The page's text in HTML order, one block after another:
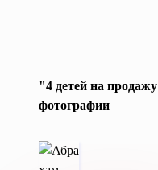
"4 детей на
фотографии